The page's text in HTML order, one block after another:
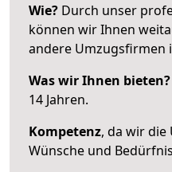
Wie? Durch unser
können wir Ihnen
andere Umzugsfirmen
Was wir Ihnen bieten?
14 Jahren.
Kompetenz, da wir
Wünsche und